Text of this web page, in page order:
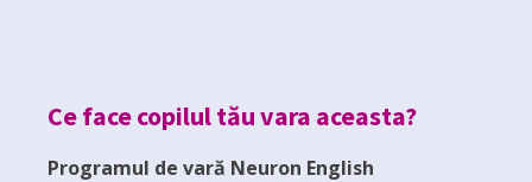
Ce face copilul tău vara aceasta?
Programul de vară Neuron English